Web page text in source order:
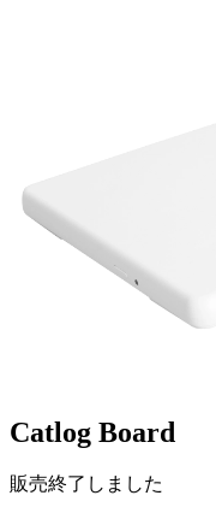
Catlog Board
販売終了しました